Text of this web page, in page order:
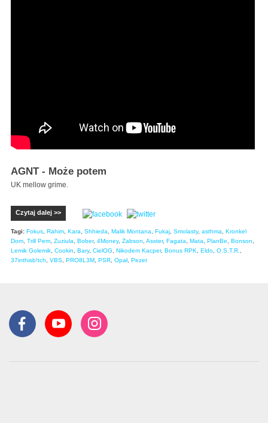
AGNT - Może potem
UK mellow grime.
Czytaj dalej >>
Tagi: Fokus Rahim Kara Shhieda Malik Montana Fukaj Smolasty, asthma
Kronkel
Dom Trill Pem Zuziula Bober, 4Money, Żabson Asster, Fagata Mata PlanBe Bonson
Lemik Golemik Cookin Bary, CielOG Nikodem Kacper, Bonus RPK Eldo O.S.T.R.
37inthisb!tch
VBS PRO8L3M PSR Opał, Pezet